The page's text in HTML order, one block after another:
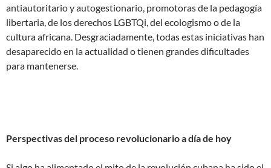
antiautoritario y autogestionario, promotoras de la pedagogía
libertaria, de los derechos LGBTQi, del ecologismo o de la
cultura africana. Desgraciadamente, todas estas iniciativas han
desaparecido en la actualidad o tienen grandes dificultades
para mantenerse.
Perspectivas del proceso revolucionario a día de hoy